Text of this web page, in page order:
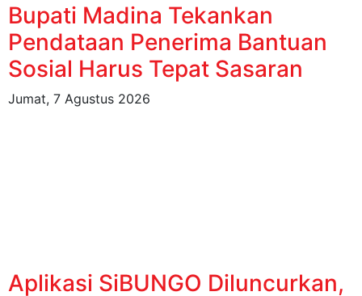
Bupati Madina Tekankan
Pendataan Penerima Bantuan
Sosial Harus Tepat Sasaran
Jumat, 7 Agustus 2026
Aplikasi SiBUNGO Diluncurkan,